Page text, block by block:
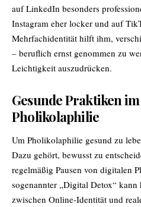
auf LinkedIn besonders
Instagram eher locker und auf
Mehrfachidentität hilft ihm,
– beruflich ernst genommen zu
Leichtigkeit auszudrücken.
Gesunde Praktiken
Pholikolaphilie
Um Pholikolaphilie gesund zu
Dazu gehört, bewusst zu
regelmäßig Pausen von digitalen
sogenannter „Digital Detox“
zwischen Online-Identität und